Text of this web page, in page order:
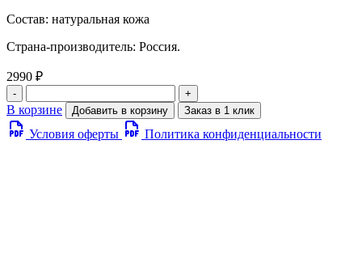
Состав: натуральная кожа
Страна-производитель: Россия.
2990 ₽
- +
В корзине Добавить в корзину Заказ в 1 клик
Условия оферты Политика конфиденциальности